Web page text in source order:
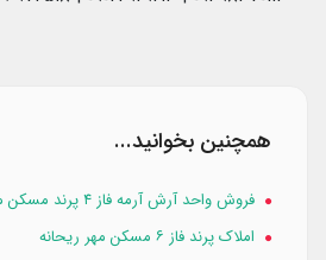
همچنین بخوانید...
فروش واحد آرش آرمه فاز ۴ پرند مسکن مهر
املاک پرند فاز ۶ مسکن مهر ریحانه